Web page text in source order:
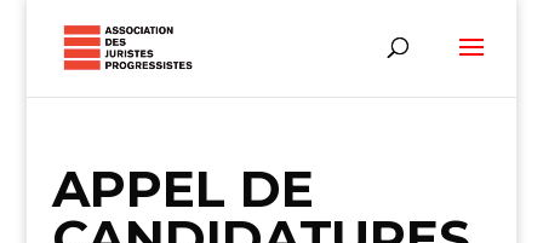
APPEL DE